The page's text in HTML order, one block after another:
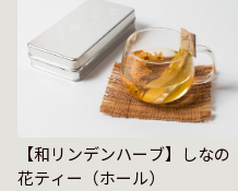
【和リンデンハーブ】しなの
花ティー（ホール）